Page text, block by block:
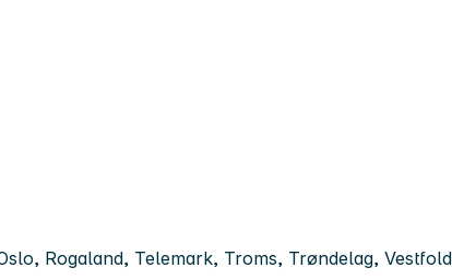
Rogaland, Telemark, Troms, Trøndelag,